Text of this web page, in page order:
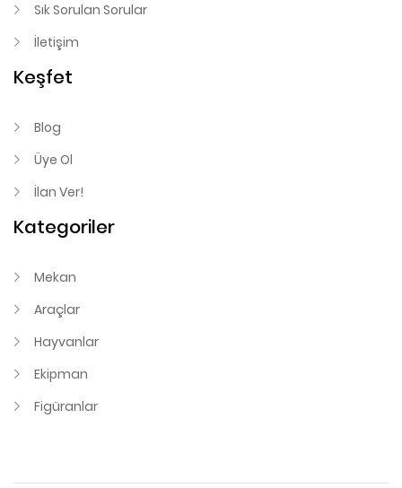
Sık Sorulan Sorular
İletişim
Keşfet
Blog
Üye Ol
İlan Ver!
Kategoriler
Mekan
Araçlar
Hayvanlar
Ekipman
Figüranlar